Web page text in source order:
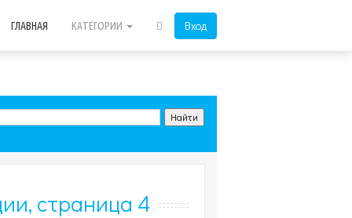
Вход
ГЛАВНАЯ КАТЕГОРИИ
страница 4